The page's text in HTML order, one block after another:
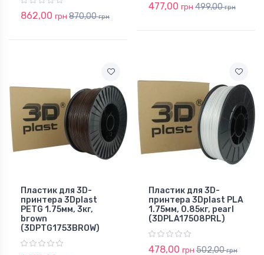
862,00 грн 870,00грн
477,00 грн 499,00грн
Пластик для 3D-
принтера 3Dplast
PETG 1.75мм, 3кг,
brown
(3DPTG1753BROW)
Пластик для 3D-
принтера 3Dplast PLA
1.75мм, 0.85кг, pearl
(3DPLA17508PRL)
478,00 грн 502,00грн